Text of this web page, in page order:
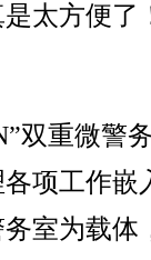
太方便了
双重微警
项工作嵌
室为载体